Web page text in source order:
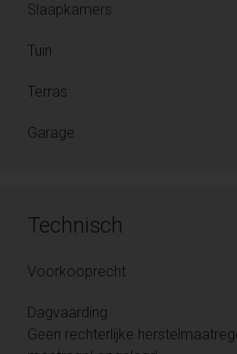
Slaapkamers
Tuin
Terras
Garage
Technisch
Voorkooprecht
Dagvaarding
Geen rechterlijke